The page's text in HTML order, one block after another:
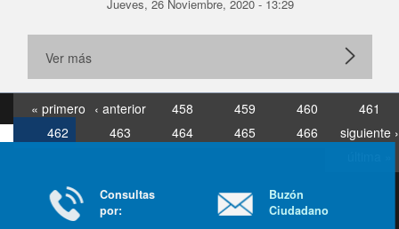
Jueves, 26 Noviembre, 2020 - 13:29
Ver más
« primero ‹ anterior 458 459 460
461
462
463 464 465 466
siguiente ›
Consultas
por:
Buzón
Ciudadano